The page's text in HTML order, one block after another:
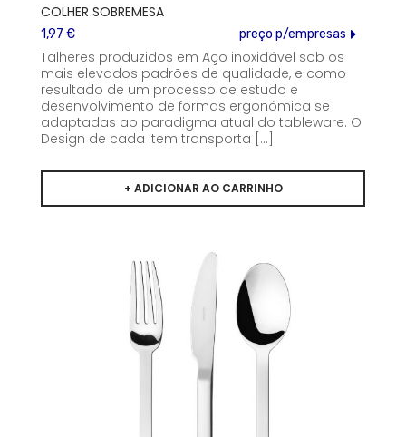
COLHER SOBREMESA
1,97 € preço p/empresas
Talheres produzidos em Aço inoxidável sob os
mais elevados padrões de qualidade, e como
resultado de um processo de estudo e
desenvolvimento de formas ergonómica se
adaptadas ao paradigma atual do tableware. O
Design de cada item transporta [...]